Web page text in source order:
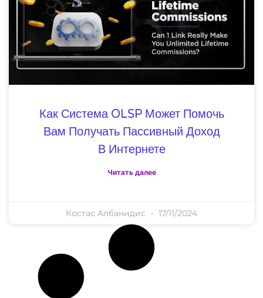
Как Система OLSP Может Помочь
Вам Получать Пассивный Доход
В Интернете
Читать далее
Костас Албанидис 17/11/2024